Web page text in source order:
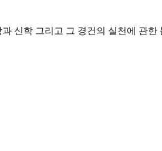
신학 그리고 그 경건의 실천에 관한